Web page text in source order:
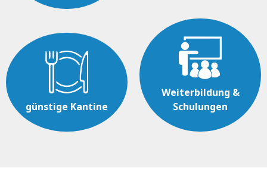
günstige Kantine
Weiterbildung &
Schulungen